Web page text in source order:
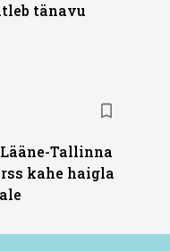
tänavu
Tallinna
kahe haigla